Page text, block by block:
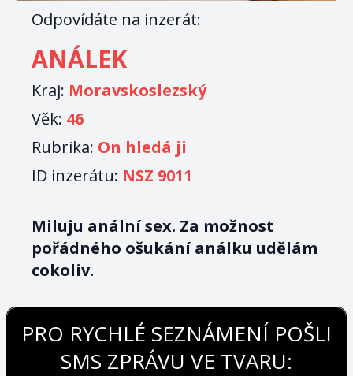
Odpovídáte na inzerát:
ANÁLEK
Kraj: Moravskoslezský
Věk: 46
Rubrika: On hledá ji
ID inzerátu: NSZ 9011
Miluju anální sex. Za možnost
pořádného ošukání análku udělám
cokoliv.
PRO RYCHLÉ SEZNÁMENÍ POŠLI
SMS ZPRÁVU VE TVARU: